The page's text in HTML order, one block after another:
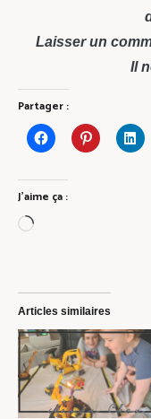
Laisser un
Il
Partager :
J’aime ça :
Chargement…
Articles similaires